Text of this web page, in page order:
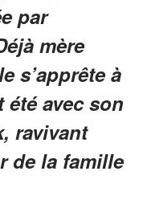
par
mère
s’apprête à
avec son
ravivant
de la famille